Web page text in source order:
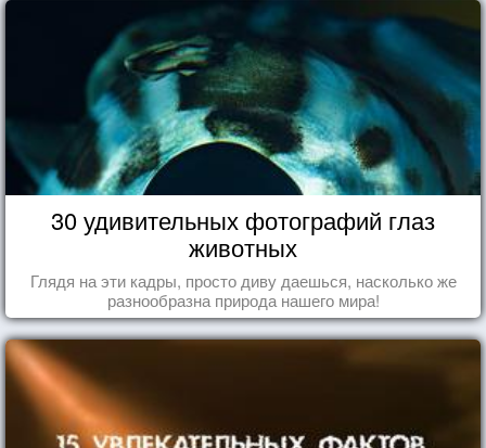
30 удивительных фотографий глаз
животных
Глядя на эти кадры, просто диву даешься, насколько же
разнообразна природа нашего мира!